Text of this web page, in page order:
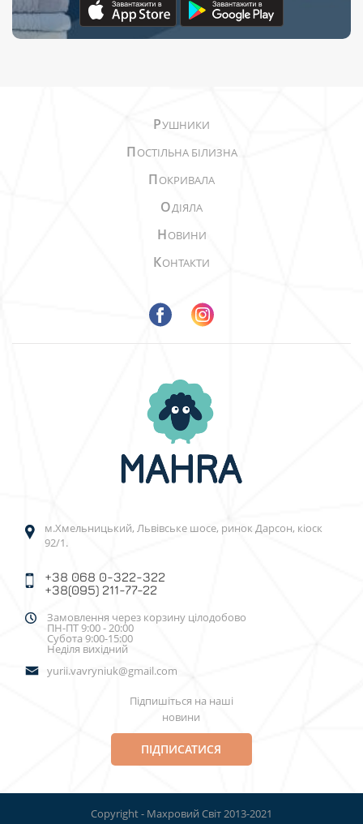
РУШНИКИ
ПОСТІЛЬНА БІЛИЗНА
ПОКРИВАЛА
ОДІЯЛА
НОВИНИ
КОНТАКТИ
м.Хмельницький, Львівське шосе, ринок Дарсон, кіоск
92/1.
+38 068 0-322-322
+38(095) 211-77-22
Замовлення через корзину цілодобово
ПН-ПТ 9:00 - 20:00
Субота 9:00-15:00
Неділя вихідний
yurii.vavryniuk@gmail.com
Підпишіться на наші
новини
ПІДПИСАТИСЯ
Copyright - Махровий Світ 2013-2021